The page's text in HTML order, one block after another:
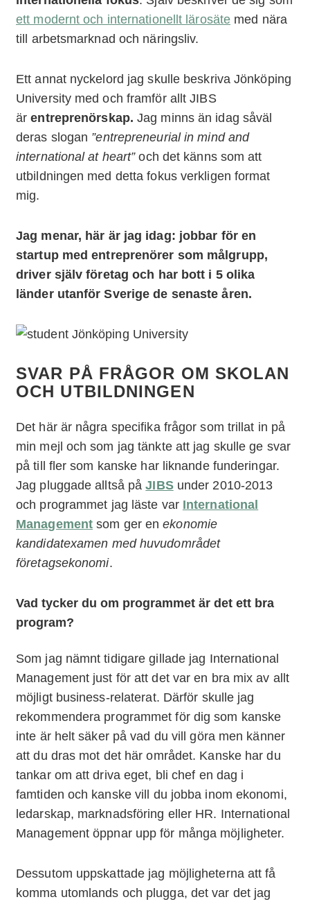
ett modernt och internationellt lärosäte med nära
till arbetsmarknad och näringsliv.
Ett annat nyckelord jag skulle beskriva Jönköping
University med och framför allt JIBS
ärentreprenörskap.Jag minns än idag såväl
deras slogan ”entrepreneurial in mind and
international at heart”och det känns som att
utbildningen med detta fokus verkligen format
mig.
Jag menar, här är jag idag: jobbar för en
startup med entreprenörer som målgrupp,
driver själv företag och har bott i 5 olika
länder utanför Sverige de senaste åren.
SVAR PÅ FRÅGOR OM SKOLAN
OCH UTBILDNINGEN
Det här är några specifika frågor som trillat in på
min mejl och som jag tänkte att jag skulle ge svar
på till fler som kanske har liknande funderingar.
Jag pluggade alltså påJIBSunder 2010-2013
och programmet jag läste var International
Management som ger enekonomie
kandidatexamen med huvudområdet
företagsekonomi.
Vad tycker du om programmet är det ett bra
program?
Som jag nämnt tidigare gillade jag International
Management just för att det var en bra mix av allt
möjligt business-relaterat. Därför skulle jag
rekommendera programmet för dig som kanske
inte är helt säker på vad du vill göra men känner
att du dras mot det här området. Kanske har du
tankar om att driva eget, bli chef en dag i
famtiden och kanske vill du jobba inom ekonomi,
ledarskap, marknadsföring eller HR. International
Management öppnar upp för många möjligheter.
Dessutom uppskattade jag möjligheterna att få
komma utomlands och plugga, det var det jag